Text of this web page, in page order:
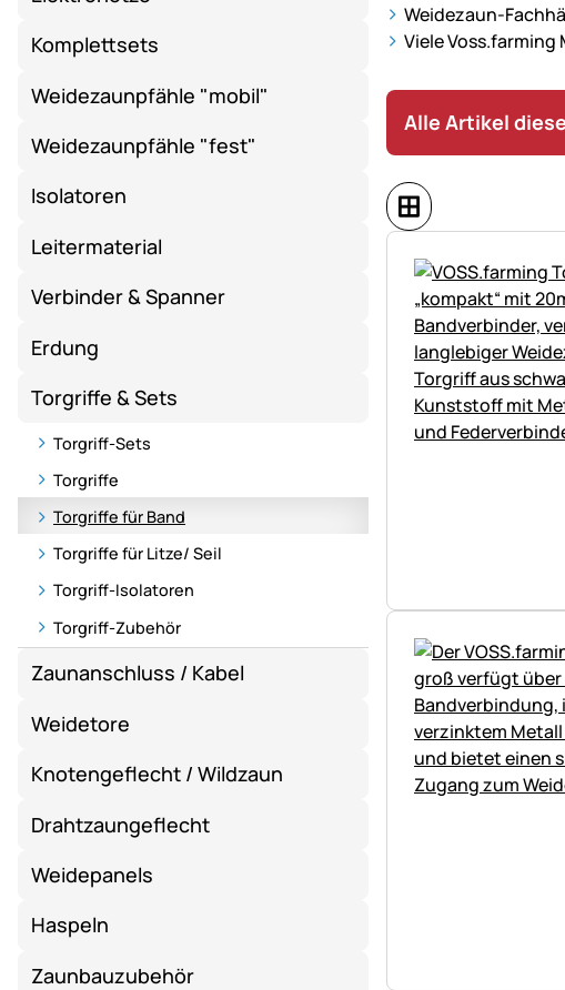
Komplettsets
Weidezaunpfähle "mobil"
Weidezaunpfähle "fest"
Isolatoren
Leitermaterial
Verbinder & Spanner
Erdung
Torgriffe & Sets
Torgriff-Sets
Torgriffe
Torgriffe für Band
Torgriffe für Litze/ Seil
Torgriff-Isolatoren
Torgriff-Zubehör
Zaunanschluss / Kabel
Weidetore
Knotengeflecht / Wildzaun
Drahtzaungeflecht
Weidepanels
Haspeln
Zaunbauzubehör
Weidezaun-
Viele
Alle Artikel